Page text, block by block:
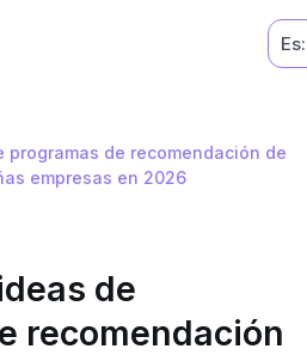
Es:
programas de recomendación de
empresas en 2026
de
recomendación